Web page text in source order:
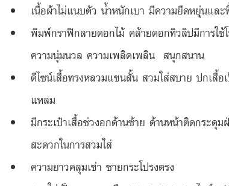
เนื้อผ้าไม่แนบตัว น้ำหนักเบา มีความยืดหยุ่นและ
พิมพ์กราฟิกลายดอกไม้ คล้ายดอกทิวลิปมีการใช้
ความนุ่มนวล ความเพลิดเพลิน  สนุกสนาน
ดีไซน์เสื้อทรงหลวมแขนสั้น สวมใส่สบาย ปกเสื้
แหลม
มีกระเป๋าเสื้อช่วงอกด้านซ้าย ด้านหน้าติดกระดุม
สะดวกในการสวมใส่
ความยาวคลุมเข่า ชายกระโปรงตรง